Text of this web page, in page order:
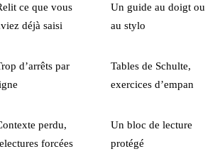
ce que vous
déjà saisi
Un guide au doigt ou
au stylo
d’arrêts par
Tables de Schulte,
exercices d’empan
perdu,
forcées
Un bloc de lecture
protégé